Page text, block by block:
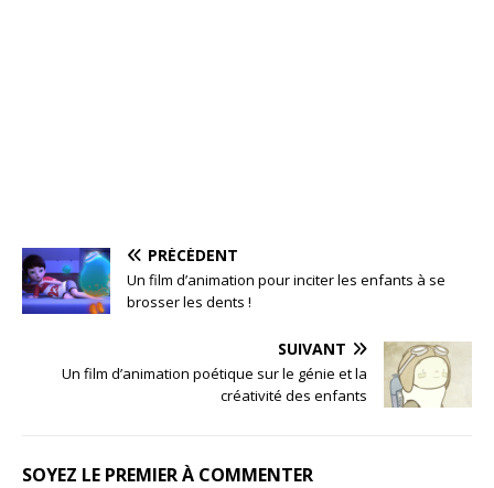
PRÉCÉDENT
Un film d’animation pour inciter les enfants à se
brosser les dents !
SUIVANT
Un film d’animation poétique sur le génie et la
créativité des enfants
SOYEZ LE PREMIER À COMMENTER